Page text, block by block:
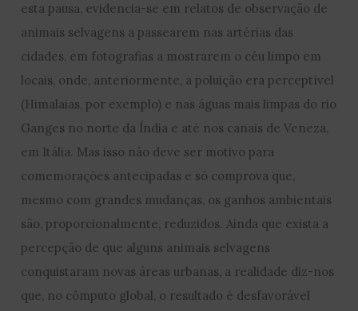
esta pausa, evidencia-se em relatos de observação de
animais selvagens a passearem nas artérias das
cidades, em fotografias a mostrarem o céu limpo em
locais, onde, anteriormente, a poluição era perceptível
(Himalaias, por exemplo) e nas águas mais limpas do rio
Ganges no norte da Índia e até nos canais de Veneza,
em Itália. Mas isso não deve ser motivo para
comemorações antecipadas e só comprova que,
mesmo com grandes mudanças, os ganhos ambientais
são, proporcionalmente, reduzidos. Ainda que exista a
percepção de que alguns animais selvagens
conquistaram novas áreas urbanas, a realidade diz-nos
que, no cômputo global, o resultado é desfavorável